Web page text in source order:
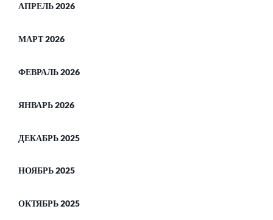
АПРЕЛЬ 2026
МАРТ 2026
ФЕВРАЛЬ 2026
ЯНВАРЬ 2026
ДЕКАБРЬ 2025
НОЯБРЬ 2025
ОКТЯБРЬ 2025